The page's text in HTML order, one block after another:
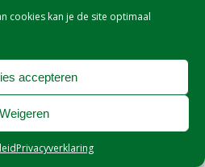
cookies kan je de site optimaal
accepteren
Weigeren
Privacyverklaring